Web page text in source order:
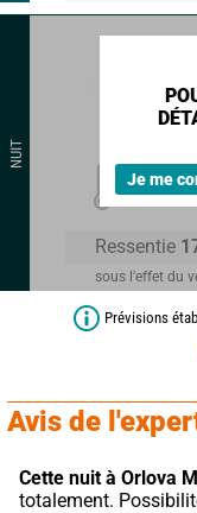
NUIT
Ressentie
sous l'effet du
Je me
Prévisions
Avis de
Cette nuit à Orlova
totalement.